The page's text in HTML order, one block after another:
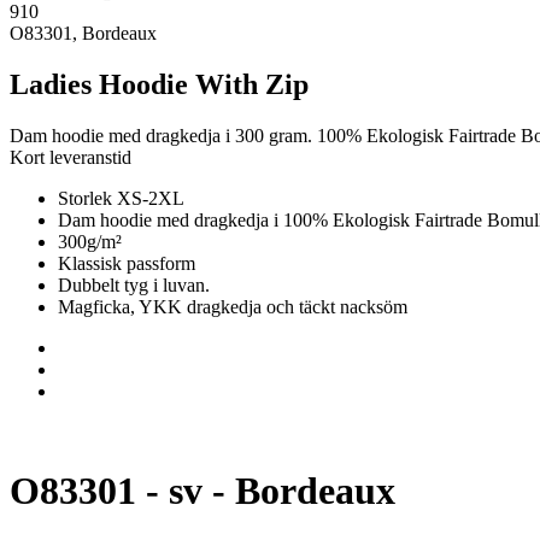
910
O83301, Bordeaux
Ladies Hoodie With Zip
Dam hoodie med dragkedja i 300 gram. 100% Ekologisk Fairtrade
Kort leveranstid
Storlek XS-2XL
Dam hoodie med dragkedja i 100% Ekologisk Fairtrade
300g/m²
Klassisk passform
Dubbelt tyg i luvan.
Magficka, YKK dragkedja och täckt nacksöm
O83301 - sv - Bordeaux